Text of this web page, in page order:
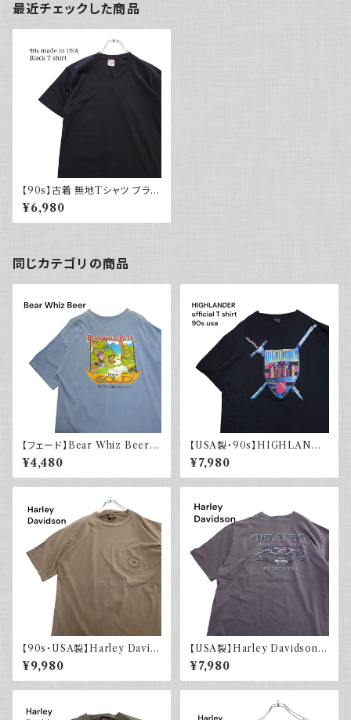
最近チェックした商品
【90s】古着 無地Tシャツ ブラッ
ク 黒 DUKE USA製 ヴィンテ
ージ
¥6,980
同じカテゴリの商品
【フェード】Bear Whiz Beer
プリントTシャツ 両面プリント バ
ックプリント 古着 XL COMFO
RT COLORS コンフォートカラ
¥4,480
【USA製・90s】HIGHLANDE
R 悪魔の戦士 オフィシャルTシ
ャツ
¥7,980
【90s・USA製】Harley David
son ハーレーダビッドソン ポケ
ット付き Tシャツ 古着 フェード
シングルステッチ ベージュ ヴィ
¥9,980
【USA製】Harley Davidson
ハーレーダビッドソン プリントT
シャツ 古着 フェードグレー 00s
イーグル 大きめ
¥7,980